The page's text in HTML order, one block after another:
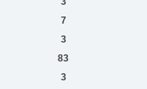
7
3
83
3